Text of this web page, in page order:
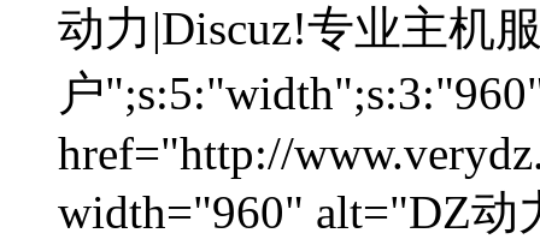
动力|Discuz!专业主机
户
href="http://
width="960" alt="DZ动